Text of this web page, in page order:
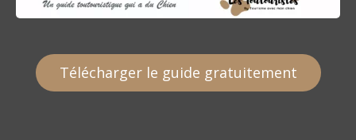
Télécharger le guide gratuitement